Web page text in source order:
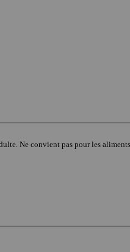
Ne convient pas pour les